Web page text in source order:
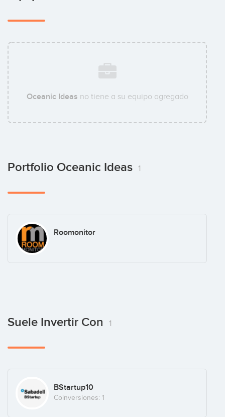
Oceanic Ideas no tiene a su equipo agregado
Portfolio Oceanic Ideas 1
Roomonitor
Suele Invertir Con 1
BStartup10
Coinversiones: 1